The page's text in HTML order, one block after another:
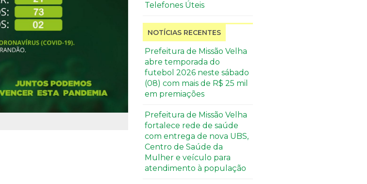
Telefones Úteis
NOTÍCIAS RECENTES
Prefeitura de Missão Velha
abre temporada do
futebol 2026 neste sábado
(08) com mais de R$ 25 mil
em premiações
Prefeitura de Missão Velha
fortalece rede de saúde
com entrega de nova UBS,
Centro de Saúde da
Mulher e veículo para
atendimento à população